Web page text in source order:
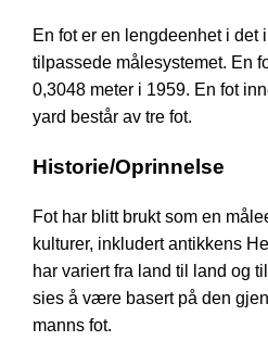
En fot er en lengdeenhet i
tilpassede målesystemet. En
0,3048 meter i 1959. En fot
yard består av tre fot.
Historie/Oprinnelse
Fot har blitt brukt som en
kulturer, inkludert antikkens
har variert fra land til land og
sies å være basert på den
manns fot.